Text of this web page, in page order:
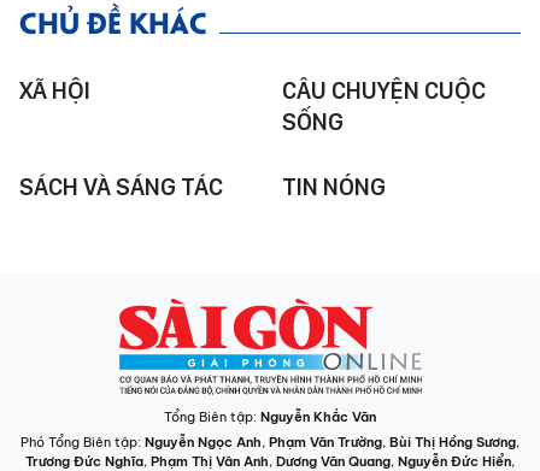
CHỦ ĐỀ KHÁC
XÃ HỘI
CÂU CHUYỆN CUỘC
SỐNG
SÁCH VÀ SÁNG TÁC TIN NÓNG
Tổng Biên tập: Nguyễn Khắc Văn
Phó Tổng Biên tập: Nguyễn Ngọc Anh, Phạm Văn Trường, Bùi Thị Hồng Sương,
Trương Đức Nghĩa, Phạm Thị Vân Anh, Dương Văn Quang, Nguyễn Đức Hiển,